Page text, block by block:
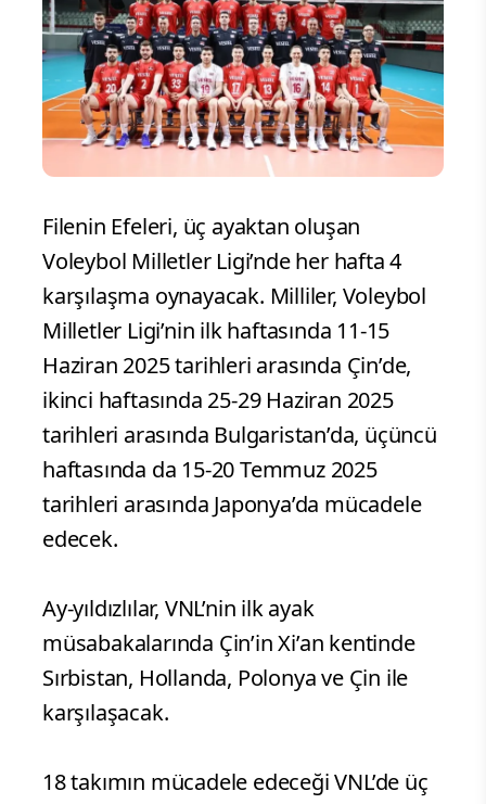
Filenin Efeleri, üç ayaktan oluşan
Voleybol Milletler Ligi’nde her hafta 4
karşılaşma oynayacak. Milliler, Voleybol
Milletler Ligi’nin ilk haftasında 11-15
Haziran 2025 tarihleri arasında Çin’de,
ikinci haftasında 25-29 Haziran 2025
tarihleri arasında Bulgaristan’da, üçüncü
haftasında da 15-20 Temmuz 2025
tarihleri arasında Japonya’da mücadele
edecek.
Ay-yıldızlılar, VNL’nin ilk ayak
müsabakalarında Çin’in Xi’an kentinde
Sırbistan, Hollanda, Polonya ve Çin ile
karşılaşacak.
18 takımın mücadele edeceği VNL’de üç